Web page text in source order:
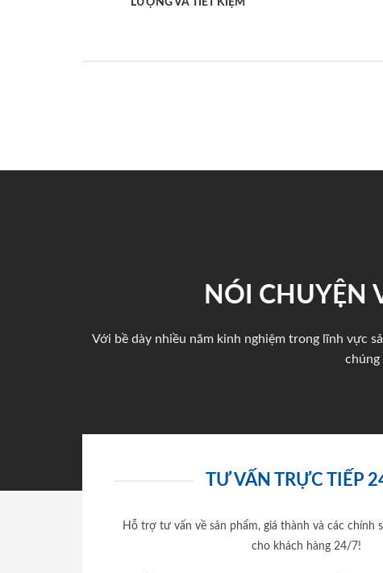
LƯỢNG VÀ TIẾT KIỆM
NÓI CHUYỆN
Với bề dày nhiều năm kinh nghiệm trong lĩnh vực
chúng
TƯ VẤN TRỰC TIẾP
Hỗ trợ tư vấn về sản phẩm, giá thành và các chính
cho khách hàng 24/7!